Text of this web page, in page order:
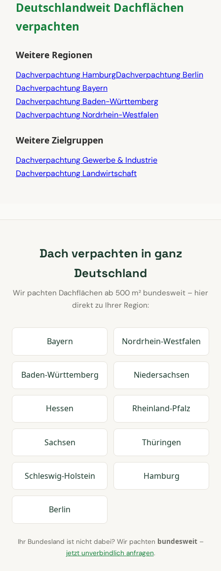
Deutschlandweit Dachflächen
verpachten
Weitere Regionen
Dachverpachtung HamburgDachverpachtung Berlin
Dachverpachtung Bayern
Dachverpachtung Baden-Württemberg
Dachverpachtung Nordrhein-Westfalen
Weitere Zielgruppen
Dachverpachtung Gewerbe & Industrie
Dachverpachtung Landwirtschaft
Dach verpachten in ganz
Deutschland
Wir pachten Dachflächen ab 500 m² bundesweit – hier
direkt zu Ihrer Region:
Bayern Nordrhein-Westfalen
Baden-Württemberg Niedersachsen
Hessen Rheinland-Pfalz
Sachsen Thüringen
Schleswig-Holstein Hamburg
Berlin
Ihr Bundesland ist nicht dabei? Wir pachten bundesweit–
jetzt unverbindlich anfragen.